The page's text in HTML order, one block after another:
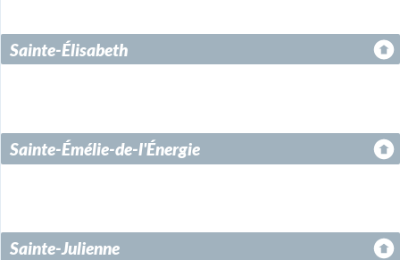
Sainte-Élisabeth
Sainte-Émélie-de-l'Énergie
Sainte-Julienne